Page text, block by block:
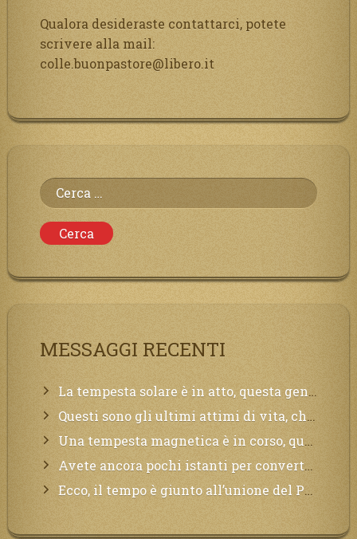
Qualora desideraste contattarci, potete
scrivere alla mail:
colle.buonpastore@libero.it
Ricerca
per:
MESSAGGI RECENTI
La tempesta solare è in atto, questa generazione soffrirà molto, la Terra arderà, l’acqua sarà contaminata, il cibo non sarà più nelle vostre mense.
Questi sono gli ultimi attimi di vita, chi si vuole salvare Mi chiami in suo aiuto.
Una tempesta magnetica è in corso, questa generazione patirà. Il black out non tarderà ad arrivare e tutta la Terra sarà oscurata.
Avete ancora pochi istanti per convertirvi, non perdete tempo, la sciagura arriverà all’improvviso e per chi non si sarà preparato saranno dolori.
Ecco, il tempo è giunto all’unione del Padre con il figlio, non avete che da attendere pochissimo.